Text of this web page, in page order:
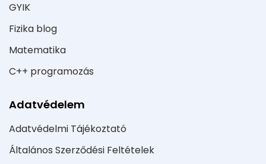
GYIK
Fizika blog
Matematika
C++ programozás
Adatvédelem
Adatvédelmi Tájékoztató
Általános Szerződési Feltételek